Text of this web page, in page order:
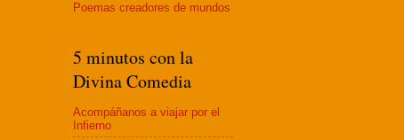
Poemas creadores de mundos
5 minutos con la
Divina Comedia
Acompáñanos a viajar por el
Infierno